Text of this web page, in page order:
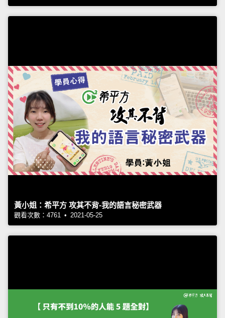
黃小姐：希平方 攻其不背-我的語言秘密武器
觀看次數：4761 • 2021-05-25